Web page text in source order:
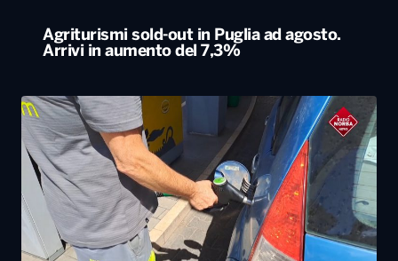
Agriturismi sold-out in Puglia ad agosto.
Arrivi in aumento del 7,3%